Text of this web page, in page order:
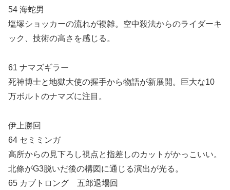
54 海蛇男
塩塚ショッカーの流れが複雑。空中殺法からのライダーキ
ック、技術の高さを感じる。
61 ナマズギラー
死神博士と地獄大使の握手から物語が新展開。巨大な10
万ボルトのナマズに注目。
伊上勝回
64 セミミンガ
高所からの見下ろし視点と指差しのカットがかっこいい。
北條がG3脱いだ後の構図に通じる演出が光る。
65 カブトロング 五郎退場回